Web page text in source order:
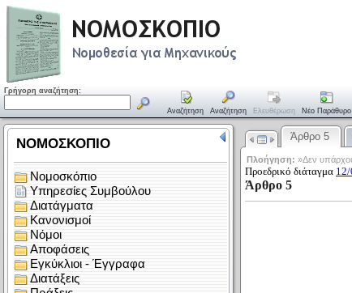
Γρήγορη αναζήτηση:
Αναζήτηση Αναζήτηση Ελευθέρωση Νέο Παράθυρο
Άρθρο 5